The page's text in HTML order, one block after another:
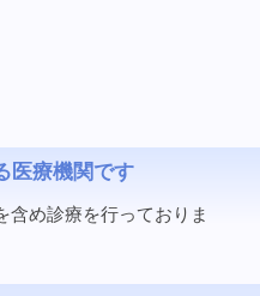
医療機関です
含め診療を行っておりま